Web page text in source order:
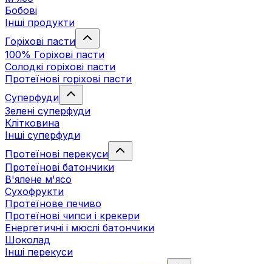
Бобові
Інші продукти
Горіхові пасти
100% Горіхові пасти
Солодкі горіхові пасти
Протеїнові горіхові пасти
Суперфуди
Зелені суперфуди
Клітковина
Інші суперфуди
Протеїнові перекуси
Протеїнові батончики
В'ялене м'ясо
Сухофрукти
Протеїнове печиво
Протеїнові чипси і крекери
Енергетичні і мюслі батончики
Шоколад
Інші перекуси